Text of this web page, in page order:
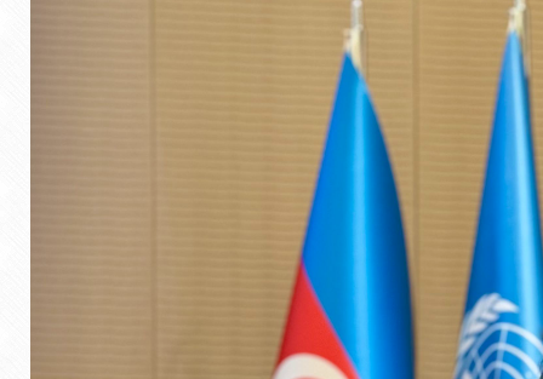
Издательство
Факультет
Факультет
Факультет Теология
Факультет
Юридическое
и образования